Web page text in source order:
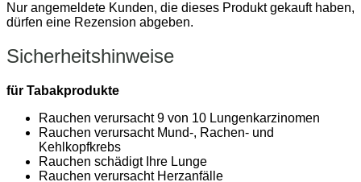
Nur angemeldete Kunden, die dieses Produkt gekauft haben,
dürfen eine Rezension abgeben.
Sicherheitshinweise
für Tabakprodukte
Rauchen verursacht 9 von 10 Lungenkarzinomen
Rauchen verursacht Mund-, Rachen- und
Kehlkopfkrebs
Rauchen schädigt Ihre Lunge
Rauchen verursacht Herzanfälle